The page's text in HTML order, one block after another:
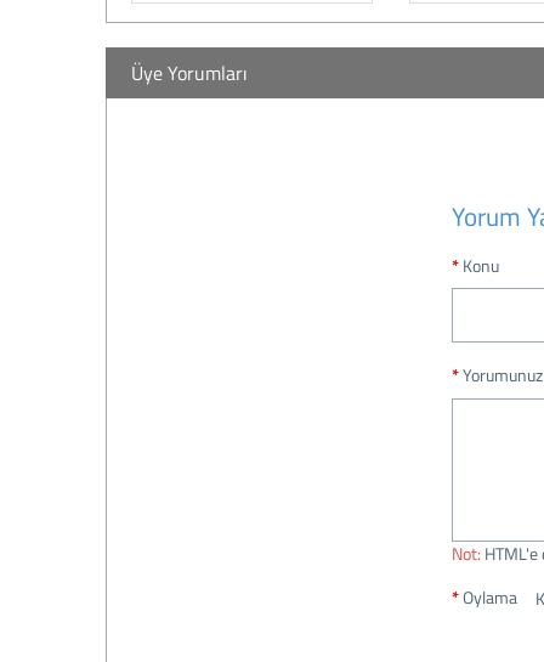
Üye Yorumları
Yorum
Konu
Yorumunuz
Not:
Oylama